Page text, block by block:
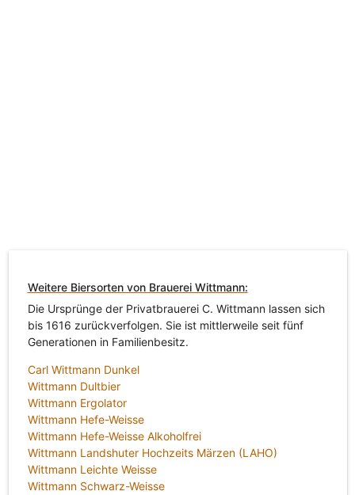
Weitere Biersorten von Brauerei Wittmann:
Die Ursprünge der Privatbrauerei C. Wittmann lassen sich
bis 1616 zurückverfolgen. Sie ist mittlerweile seit fünf
Generationen in Familienbesitz.
Carl Wittmann Dunkel
Wittmann Dultbier
Wittmann Ergolator
Wittmann Hefe-Weisse
Wittmann Hefe-Weisse Alkoholfrei
Wittmann Landshuter Hochzeits Märzen (LAHO)
Wittmann Leichte Weisse
Wittmann Schwarz-Weisse